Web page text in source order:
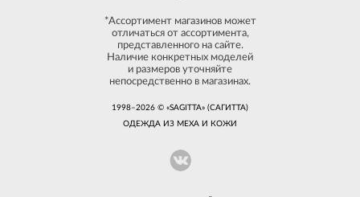
*Ассортимент магазинов может
отличаться от ассортимента,
представленного на сайте.
Наличие конкретных моделей
и размеров уточняйте
непосредственно в магазинах.
1998–2026 © «SAGITTA» (САГИТТА)
ОДЕЖДА ИЗ МЕХА И КОЖИ